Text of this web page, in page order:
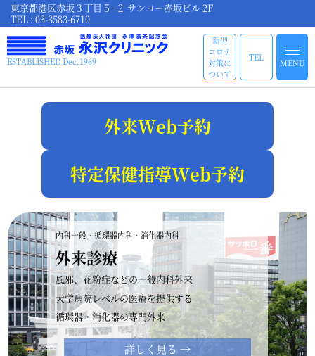
東京都港区赤坂３丁目５−２ サンヨー赤坂ビル 2F
TEL : 03-3583-6710
ESTABLISHED Dec.1969
新型
コロナ
対策に
ついて
TEL MENU
外来Web予約
特定保健指導Web予約
内科一般・循環器内科・消化器内科
外来診療
風邪、花粉症などの一般内科外来
大学病院レベルの医療を提供する
循環器・消化器の専門外来
詳しく見る →